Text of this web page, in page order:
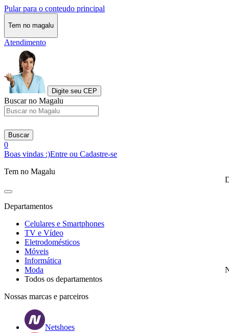
Pular para o conteudo principal
Tem no magalu
Atendimento
Digite seu CEP
Buscar no Magalu
Buscar
0
Boas vindas :)Entre ou Cadastre-se
Tem no Magalu
Departamentos
Celulares e Smartphones
TV e Vídeo
Eletrodomésticos
Móveis
Informática
Moda
Todos os departamentos
Nossas marcas e parceiros
Netshoes